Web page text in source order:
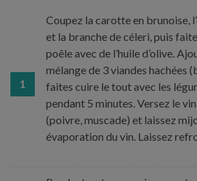
1
Coupez la carotte en brunoise,
et la branche de céleri, puis
poêle avec de l’huile d’olive.
mélange de 3 viandes hachées
faites cuire le tout avec les
pendant 5 minutes. Versez le
(poivre, muscade) et laissez
évaporation du vin. Laissez